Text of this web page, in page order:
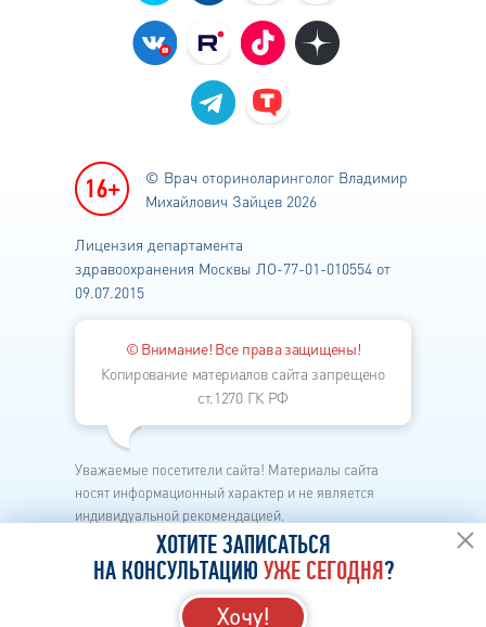
© Врач оториноларинголог Владимир
Михайлович Зайцев 2026
Лицензия департамента
здравоохранения Москвы ЛО-77-01-010554 от
09.07.2015
© Внимание! Все права защищены!
Копирование материалов сайта запрещено
ст.1270 ГК РФ
Уважаемые посетители сайта! Материалы сайта
носят информационный характер и не является
индивидуальной рекомендацией.
Каждый метод лечения имеет свои показания и
противопоказания.
Перед началом лечения необходима личная
консультация лор-врача в клинике.
ХОТИТЕ ЗАПИСАТЬСЯ
НА КОНСУЛЬТАЦИЮ УЖЕ СЕГОДНЯ?
Хочу!